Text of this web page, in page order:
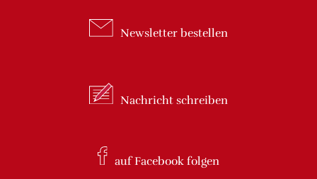
Newsletter bestellen
Nachricht schreiben
auf Facebookfolgen